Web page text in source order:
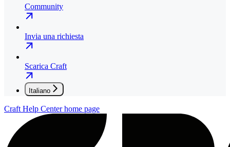
Community
Invia una richiesta
Scarica Craft
Italiano
Craft Help Centerhome page